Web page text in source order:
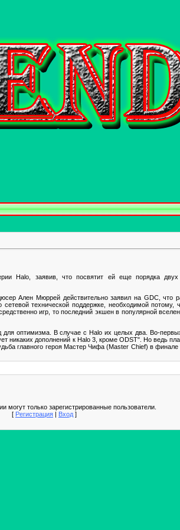
Halo, заявив, что посвятит ей еще порядка
Ален Мюррей действительно заявил на GDC, что
технической поддержке, необходимой потому,
игр, то последний экшен в популярной
оптимизма. В случае с Halo их целых два. Во-
никаких дополнений к Halo 3, кроме ODST". Но ведь
главного героя Мастер Чифа (Master Chief) в финале
могут только зарегистрированные пользователи.
[ Регистрация | Вход ]